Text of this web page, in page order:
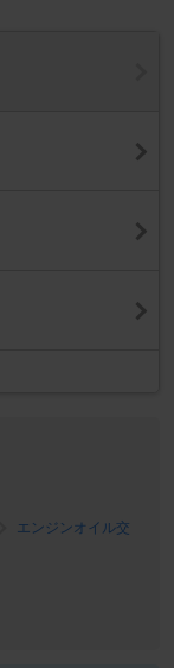
エンジンオイル交